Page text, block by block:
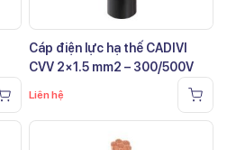
Cáp điện lực hạ thế CADIVI
CVV 2×1.5 mm2 – 300/500V
Liên hệ